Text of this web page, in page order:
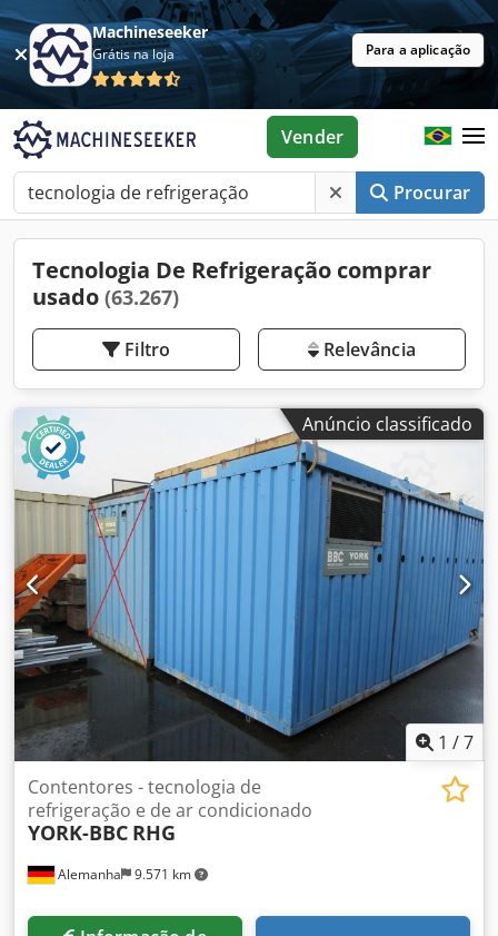
Machineseeker
Grátis na loja Para a aplicação
Procurar
Vender
Tecnologia De Refrigeração comprar
usado (63.267)
Filtro Relevância
Anúncio classificado
1 /7
Alemanha 9.571 km
Contentores - tecnologia de
refrigeração e de ar condicionado
YORK-BBC RHG